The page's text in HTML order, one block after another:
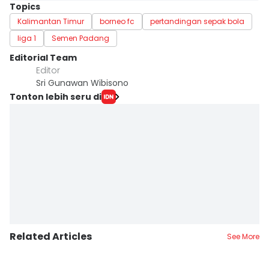
Topics
Kalimantan Timur borneo fc
pertandingan sepak bola
liga 1
Semen Padang
Editorial Team
Editor
Sri Gunawan Wibisono
Tonton lebih seru di
Related Articles See More